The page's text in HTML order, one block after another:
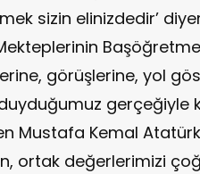
sizin elinizdedir’
görüşlerine, yol
gerçeğiyle
Mustafa Kemal
ortak değerlerimizi